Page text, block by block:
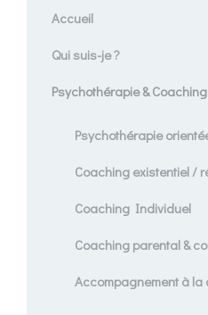
Accueil
Qui suis-je ?
Psychothérapie & Coaching
Psychothérapie
Coaching existentiel /
Coaching Individuel
Coaching parental &
Accompagnement à la